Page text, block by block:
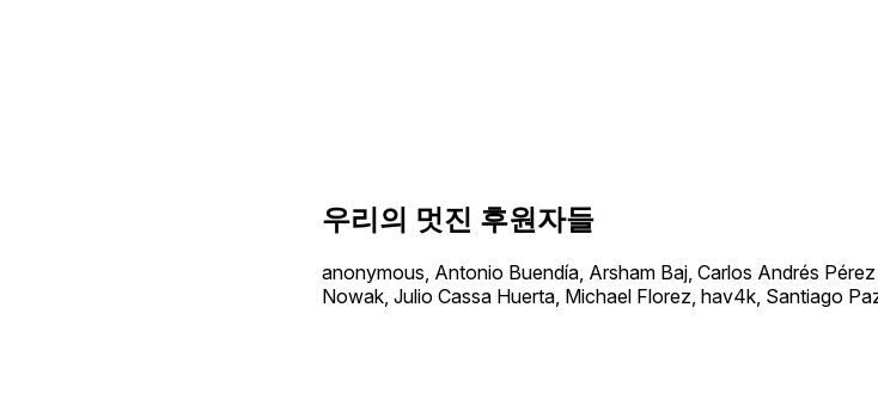
우리의 멋진 후원자들
anonymous, Antonio Buendía, Arsham Baj, Carlos Andrés
Nowak, Julio Cassa Huerta, Michael Florez, hav4k, Santiago